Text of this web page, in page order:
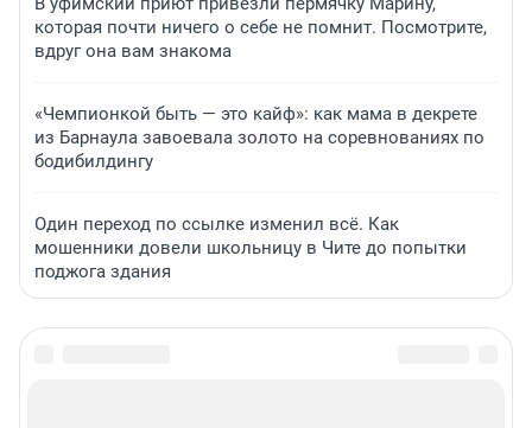
которая почти ничего о себе не помнит. Посмотрите,
вдруг она вам знакома
«Чемпионкой быть — это кайф»: как мама в декрете
из Барнаула завоевала золото на соревнованиях по
бодибилдингу
Один переход по ссылке изменил всё. Как
мошенники довели школьницу в Чите до попытки
поджога здания